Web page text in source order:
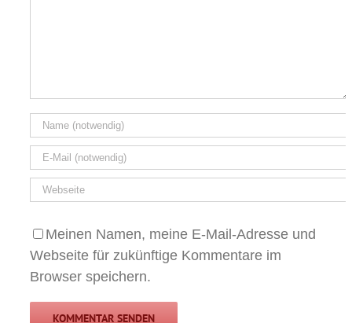
Meinen Namen, meine E-Mail-Adresse und
Webseite für zukünftige Kommentare im
Browser speichern.